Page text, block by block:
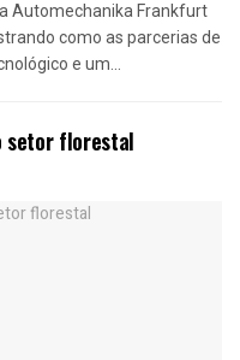
Automechanika Frankfurt
como as parcerias de
e um...
setor florestal